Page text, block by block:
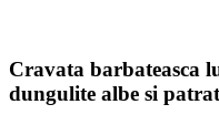
Cravata barbateasca
dungulite albe si